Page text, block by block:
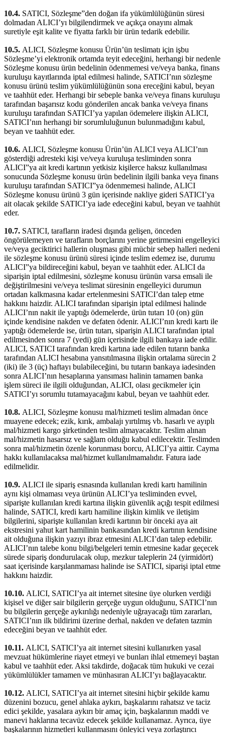
10.4. SATICI, Sözleşme”den doğan ifa yükümlülüğünün süresi
dolmadan ALICI’yı bilgilendirmek ve açıkça onayını almak
suretiyle eşit kalite ve fiyatta farklı bir ürün tedarik edebilir.
10.5. ALICI, Sözleşme konusu Ürün’ün teslimatı için işbu
Sözleşme’yi elektronik ortamda teyit edeceğini, herhangi bir nedenle
Sözleşme konusu ürün bedelinin ödenmemesi ve/veya banka, finans
kuruluşu kayıtlarında iptal edilmesi halinde, SATICI’nın sözleşme
konusu ürünü teslim yükümlülüğünün sona ereceğini kabul, beyan
ve taahhüt eder. Herhangi bir sebeple banka ve/veya finans kuruluşu
tarafından başarısız kodu gönderilen ancak banka ve/veya finans
kuruluşu tarafından SATICI’ya yapılan ödemelere ilişkin ALICI,
SATICI’nın herhangi bir sorumluluğunun bulunmadığını kabul,
beyan ve taahhüt eder.
10.6. ALICI, Sözleşme konusu Ürün’ün ALICI veya ALICI’nın
gösterdiği adresteki kişi ve/veya kuruluşa tesliminden sonra
ALICI”ya ait kredi kartının yetkisiz kişilerce haksız kullanılması
sonucunda Sözleşme konusu ürün bedelinin ilgili banka veya finans
kuruluşu tarafından SATICI”ya ödenmemesi halinde, ALICI
Sözleşme konusu ürünü 3 gün içerisinde nakliye gideri SATICI’ya
ait olacak şekilde SATICI’ya iade edeceğini kabul, beyan ve taahhüt
eder.
10.7. SATICI, tarafların iradesi dışında gelişen, önceden
öngörülemeyen ve tarafların borçlarını yerine getirmesini engelleyici
ve/veya geciktirici hallerin oluşması gibi mücbir sebep halleri nedeni
ile sözleşme konusu ürünü süresi içinde teslim edemez ise, durumu
ALICI”ya bildireceğini kabul, beyan ve taahhüt eder. ALICI da
siparişin iptal edilmesini, sözleşme konusu ürünün varsa emsali ile
değiştirilmesini ve/veya teslimat süresinin engelleyici durumun
ortadan kalkmasına kadar ertelenmesini SATICI’dan talep etme
hakkını haizdir. ALICI tarafından siparişin iptal edilmesi halinde
ALICI’nın nakit ile yaptığı ödemelerde, ürün tutarı 10 (on) gün
içinde kendisine nakden ve defaten ödenir. ALICI’nın kredi kartı ile
yaptığı ödemelerde ise, ürün tutarı, siparişin ALICI tarafından iptal
edilmesinden sonra 7 (yedi) gün içerisinde ilgili bankaya iade edilir.
ALICI, SATICI tarafından kredi kartına iade edilen tutarın banka
tarafından ALICI hesabına yansıtılmasına ilişkin ortalama sürecin 2
(iki) ile 3 (üç) haftayı bulabileceğini, bu tutarın bankaya iadesinden
sonra ALICI’nın hesaplarına yansıması halinin tamamen banka
işlem süreci ile ilgili olduğundan, ALICI, olası gecikmeler için
SATICI’yı sorumlu tutamayacağını kabul, beyan ve taahhüt eder.
10.8. ALICI, Sözleşme konusu mal/hizmeti teslim almadan önce
muayene edecek; ezik, kırık, ambalajı yırtılmış vb. hasarlı ve ayıplı
mal/hizmeti kargo şirketinden teslim almayacaktır. Teslim alınan
mal/hizmetin hasarsız ve sağlam olduğu kabul edilecektir. Teslimden
sonra mal/hizmetin özenle korunması borcu, ALICI’ya aittir. Cayma
hakkı kullanılacaksa mal/hizmet kullanılmamalıdır. Fatura iade
edilmelidir.
10.9. ALICI ile sipariş esnasında kullanılan kredi kartı hamilinin
aynı kişi olmaması veya ürünün ALICI’ya tesliminden evvel,
siparişte kullanılan kredi kartına ilişkin güvenlik açığı tespit edilmesi
halinde, SATICI, kredi kartı hamiline ilişkin kimlik ve iletişim
bilgilerini, siparişte kullanılan kredi kartının bir önceki aya ait
ekstresini yahut kart hamilinin bankasından kredi kartının kendisine
ait olduğuna ilişkin yazıyı ibraz etmesini ALICI’dan talep edebilir.
ALICI’nın talebe konu bilgi/belgeleri temin etmesine kadar geçecek
sürede sipariş dondurulacak olup, mezkur taleplerin 24 (yirmidört)
saat içerisinde karşılanmaması halinde ise SATICI, siparişi iptal etme
hakkını haizdir.
10.10. ALICI, SATICI’ya ait internet sitesine üye olurken verdiği
kişisel ve diğer sair bilgilerin gerçeğe uygun olduğunu, SATICI’nın
bu bilgilerin gerçeğe aykırılığı nedeniyle uğrayacağı tüm zararları,
SATICI’nın ilk bildirimi üzerine derhal, nakden ve defaten tazmin
edeceğini beyan ve taahhüt eder.
10.11. ALICI, SATICI’ya ait internet sitesini kullanırken yasal
mevzuat hükümlerine riayet etmeyi ve bunları ihlal etmemeyi baştan
kabul ve taahhüt eder. Aksi takdirde, doğacak tüm hukuki ve cezai
yükümlülükler tamamen ve münhasıran ALICI’yı bağlayacaktır.
10.12. ALICI, SATICI’ya ait internet sitesini hiçbir şekilde kamu
düzenini bozucu, genel ahlaka aykırı, başkalarını rahatsız ve taciz
edici şekilde, yasalara aykırı bir amaç için, başkalarının maddi ve
manevi haklarına tecavüz edecek şekilde kullanamaz. Ayrıca, üye
başkalarının hizmetleri kullanmasını önleyici veya zorlaştırıcı